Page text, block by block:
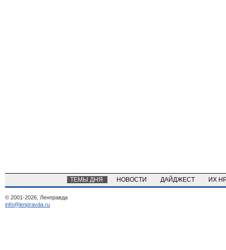
ТЕМЫ ДНЯ НОВОСТИ ДАЙДЖЕСТ ИХ
© 2001-2026, Ленправда
info@lenpravda.ru